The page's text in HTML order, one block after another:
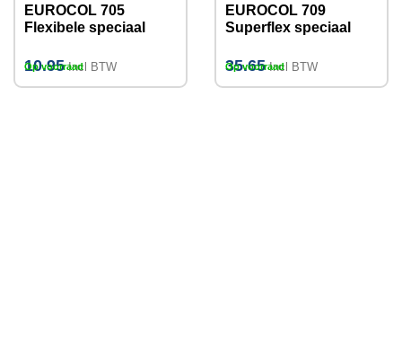
EUROCOL 705
Flexibele speciaal
10.95 Incl BTW
Op voorraad
EUROCOL 709
Superflex speciaal
35.65 Incl BTW
Op voorraad